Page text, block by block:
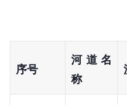
序号
河道名
称